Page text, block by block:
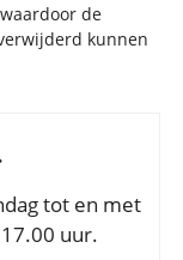
de
kunnen
tot en met
uur.